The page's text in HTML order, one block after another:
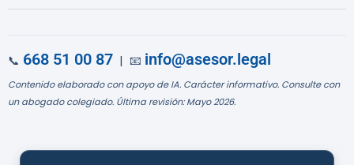
📞 668 51 00 87 | 📧 info@asesor.legal
Contenido elaborado con apoyo de IA. Carácter informativo. Consulte con
un abogado colegiado. Última revisión: Mayo 2026.